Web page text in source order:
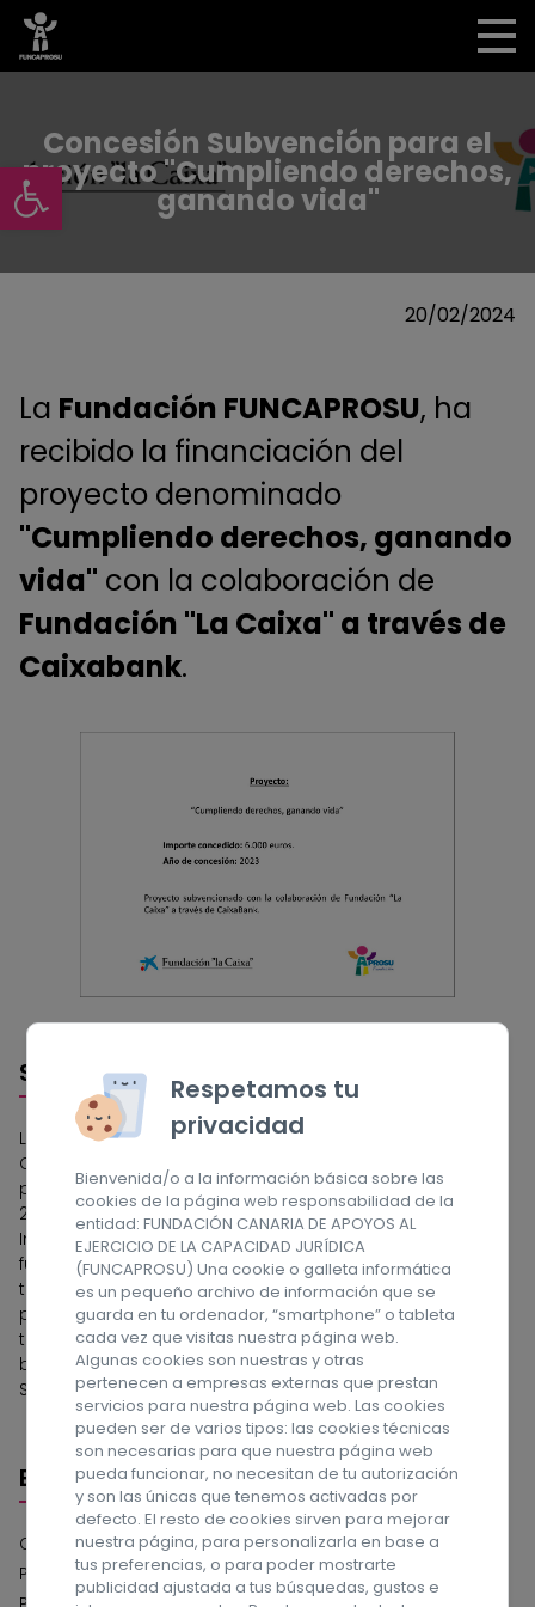
Abrir barra de herramientas
Concesión Subvención para el
proyecto "Cumpliendo derechos,
ganando vida"
20/02/2024
La Fundación FUNCAPROSU, ha
recibido la financiación del
proyecto denominado
"Cumpliendo derechos, ganando
vida" con la colaboración de
Fundación "La Caixa" a través de
Caixabank.
Sobre nosotros
La Fundación Canaria de Apoyos al Ejercicio de la
Capacidad Jurídica (FUNCAPROSU) es una entidad
privada sin ánimo de lucro, constituida el 28 de junio de
2018 por la Asociación de Personas con Discapacidad
Intelectual de Las Palmas, APROSU. Las actuaciones de la
fundación se orientan a proporcionar apoyos para la
toma de decisiones y mejorar el bienestar de las
personas tuteladas, desde un compromiso ético,
transparente, responsable y de mejora continua para la
búsqueda de la excelencia. ¡Síguenos en las Redes
Sociales!
Enlaces
Compromiso con la Protección de Datos
Política de privacidad
Respetamos tu
privacidad
Bienvenida/o a la información básica sobre las
cookies de la página web responsabilidad de la
entidad: FUNDACIÓN CANARIA DE APOYOS AL
EJERCICIO DE LA CAPACIDAD JURÍDICA
(FUNCAPROSU) Una cookie o galleta informática
es un pequeño archivo de información que se
guarda en tu ordenador, “smartphone” o tableta
cada vez que visitas nuestra página web.
Algunas cookies son nuestras y otras
pertenecen a empresas externas que prestan
servicios para nuestra página web. Las cookies
pueden ser de varios tipos: las cookies técnicas
son necesarias para que nuestra página web
pueda funcionar, no necesitan de tu autorización
y son las únicas que tenemos activadas por
defecto. El resto de cookies sirven para mejorar
nuestra página, para personalizarla en base a
tus preferencias, o para poder mostrarte
publicidad ajustada a tus búsquedas, gustos e